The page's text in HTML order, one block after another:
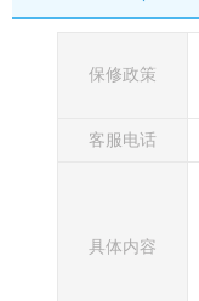
保修政策
客服电话
具体内容